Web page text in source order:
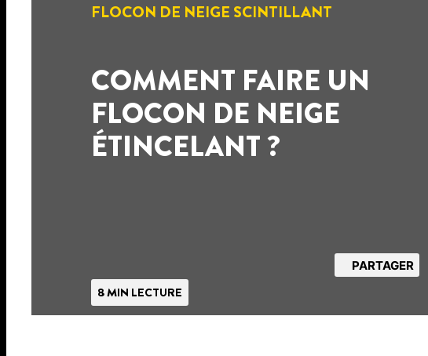
FLOCON DE NEIGE SCINTILLANT
COMMENT FAIRE UN
FLOCON DE NEIGE
ÉTINCELANT ?
8 MIN LECTURE
PARTAGER